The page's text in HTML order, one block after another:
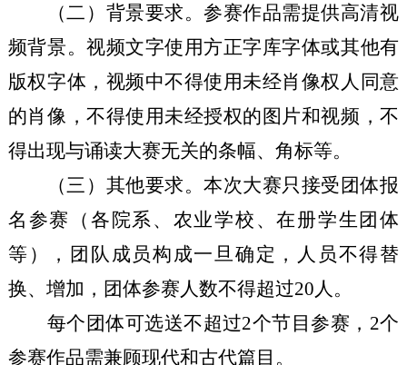
（二）背景要求。参赛作品需提供高清视
频背景。视频文字使用方正字库字体或其他有
版权字体，视频中不得使用未经肖像权人同意
的肖像，不得使用未经授权的图片和视频，不
得出现与诵读大赛无关的条幅、角标等。
（三）其他要求。本次大赛只接受团体报
名参赛（各院系、农业学校、在册学生团体
等），团队成员构成一旦确定，人员不得替
换、增加，团体参赛人数不得超过20人。
每个团体可选送不超过2个节目参赛，2个
参赛作品需兼顾现代和古代篇目。